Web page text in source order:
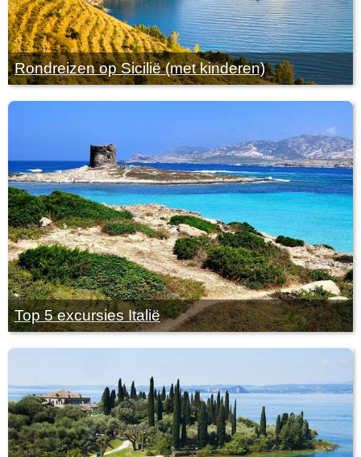
Rondreizen op Sicilië (met kinderen)
Top 5 excursies Italië